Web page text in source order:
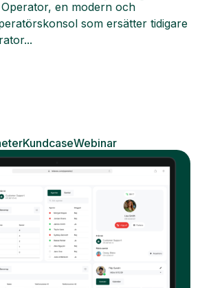
en modern och
som ersätter tidigare
KundcaseWebinar